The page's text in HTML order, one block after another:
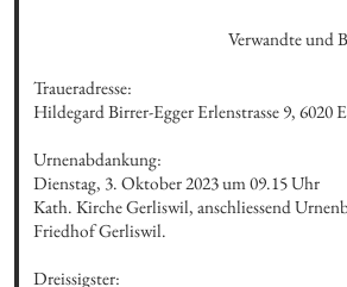
Verwandte und
Traueradresse:
Hildegard Birrer-Egger Erlenstrasse 9, 6020
Urnenabdankung:
Dienstag, 3. Oktober 2023 um 09.15 Uhr
Kath. Kirche Gerliswil, anschliessend
Friedhof Gerliswil.
Dreissigster: